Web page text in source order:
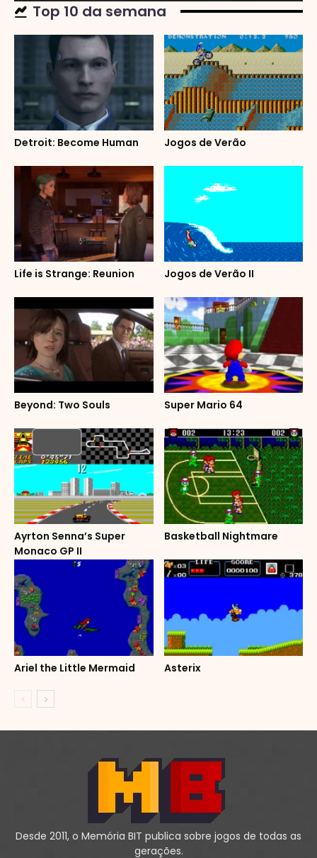
Top 10 da semana
Detroit: Become Human Jogos de Verão
Life is Strange: Reunion Jogos de Verão II
Beyond: Two Souls Super Mario 64
Ayrton Senna’s Super
Monaco GP II
Basketball Nightmare
Ariel the Little Mermaid Asterix
Desde 2011, o Memória BIT publica sobre jogos de todas as
gerações.